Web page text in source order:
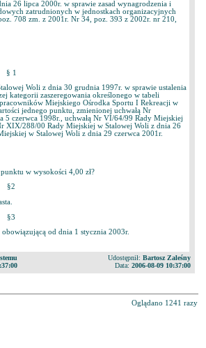
26 lipca 2000r. w sprawie zasad wynagrodzenia i
zatrudnionych w jednostkach organizacyjnych
708 zm. z 2001r. Nr 34, poz. 393 z 2002r. nr 210,
§ 1
Woli z dnia 30 grudnia 1997r. w sprawie ustalenia
kategorii zaszeregowania określonego w tabeli
Miejskiego Ośrodka Sportu I Rekreacji w
jednego punktu, zmienionej uchwałą Nr
czerwca 1998r., uchwałą Nr VI/64/99 Rady Miejskiej
XIX/288/00 Rady Miejskiej w Stalowej Woli z dnia 26
w Stalowej Woli z dnia 29 czerwca 2001r.
w wysokości 4,00 zł?
§2
§3
od dnia 1 stycznia 2003r.
Udostępnił: Bartosz Zaleśny
Data: 2006-08-09 10:37:00
Oglądano 1241 razy